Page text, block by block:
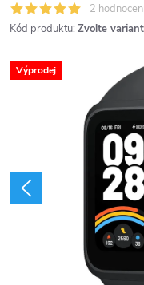
2
Kód produktu: Zvolte
Výprodej